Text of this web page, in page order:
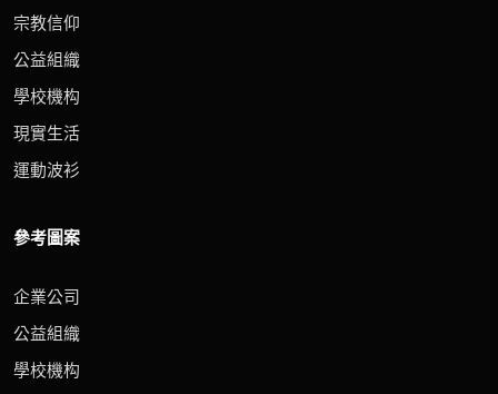
宗教信仰
公益組織
學校機构
現實生活
運動波衫
參考圖案
企業公司
公益組織
學校機构